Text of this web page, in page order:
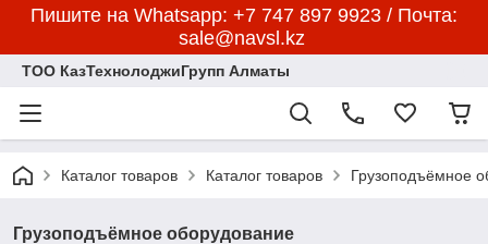
Пишите на Whatsapp: +7 747 897 9923 / Почта:
sale@navsl.kz
ТОО КазТехнолоджиГрупп Алматы
Каталог товаров Каталог товаров Грузоподъёмное
Грузоподъёмное оборудование